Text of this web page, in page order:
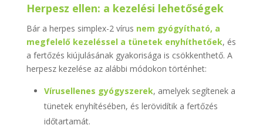
Herpesz ellen: a kezelési lehetőségek
Bár a herpes simplex-2 vírus nem gyógyítható, a
megfelelő kezeléssel a tünetek enyhíthetőek, és
a fertőzés kiújulásának gyakorisága is csökkenthető. A
herpesz kezelése az alábbi módokon történhet:
Vírusellenes gyógyszerek, amelyek segítenek a
tünetek enyhítésében, és lerövidítik a fertőzés
időtartamát.